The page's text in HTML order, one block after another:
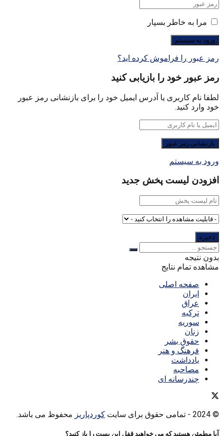
مرا به خاطر بسپار
رمز عبور را فراموش کرده اید؟
رمز عبور خود را بازیابی کنید
لطفا نام کاربری یا آدرس ایمیل خود را برای بازنشانی رمز عبور
خود وارد کنید.
ورود به سیستم
افزودن لیست پخش جدید
بدون نتیجه
مشاهده تمام نتایج
صفحه اصلی
ایران
عراق
ترکیه
سوریه
زنان
حقوق بشر
فرهنگ و هنر
یادداشت
مصاحبه
چندرسانه ای
© 2024 - تمامی حقوق برای سایت کوردپاریز محفوظ می باشد.
آیا مطمئن هستید که می خواهید قفل این پست را باز کنید؟